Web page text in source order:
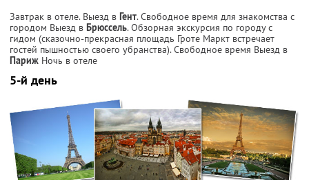
Завтрак в отеле. Выезд в Гент. Свободное время для знакомства с
городом Выезд в Брюссель. Обзорная экскурсия по городу с
гидом (сказочно-прекрасная площадь Гроте Маркт встречает
гостей пышностью своего убранства). Свободное время Выезд в
Париж Ночь в отеле
5-й день